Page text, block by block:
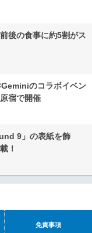
後の食事に約5割がス
のコラボイベン
宿で開催
9」の表紙を飾
！
免責事項